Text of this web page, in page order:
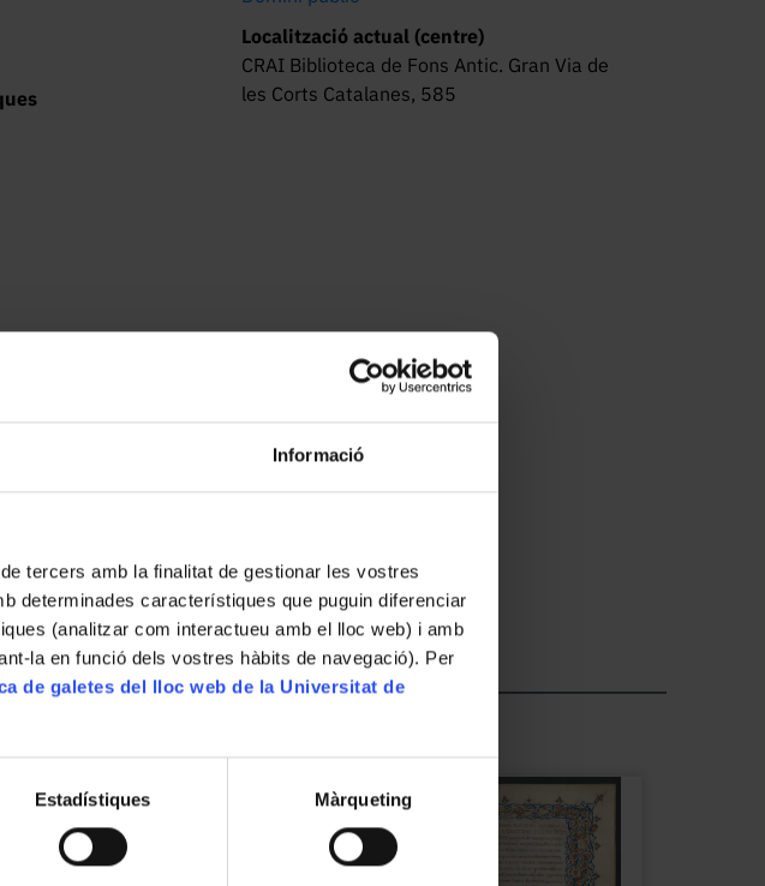
Informació
tercers amb la finalitat de gestionar les vostres
determinades característiques que puguin diferenciar
(analitzar com interactueu amb el lloc web) i amb
la en funció dels vostres hàbits de navegació). Per
de galetes del lloc web de la Universitat de
Estadístiques Màrqueting
Localització actual (centre)
CRAI Biblioteca de Fons Antic. Gran Via de
les Corts Catalanes, 585